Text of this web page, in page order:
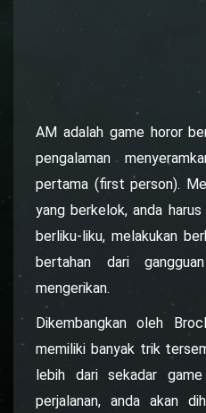
AM adalah game horor
pengalaman
pertama (first person).
yang berkelok, anda
berliku-liku, melakukan
bertahan dari
mengerikan.
Dikembangkan oleh
memiliki banyak trik
lebih dari sekadar
perjalanan, anda akan